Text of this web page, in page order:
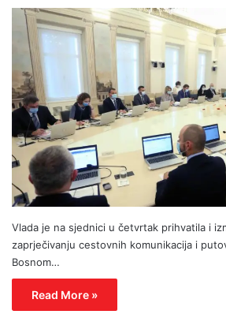
Vlada je na sjednici u četvrtak prihvatila i
zaprječivanju cestovnih komunikacija i
Bosnom…
Read More »